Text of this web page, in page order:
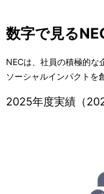
数字で見る
NECは、社員の積極的な
ソーシャルインパクトを
2025年度実績（